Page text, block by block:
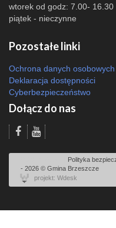
wtorek od godz: 7.00- 16.30
piątek - nieczynne
Pozostałe linki
Ochrona danych osobowych
Deklaracja dostępności
Cyberbezpieczeństwo
Dołącz do nas
Polityka
- 2026 © Gmina Brzeszcze
projekt: Wdesk